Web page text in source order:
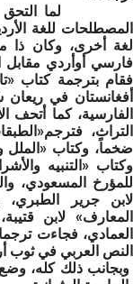
لما التحق
المصطلحات للغة
لغة أخرى، وكان ذا
فارسي أوأردي مقابل
فقام بترجمة كتاب
أفغانستان في
الفارسية، كما أتحف
التراث،
ضخماً، وكتاب «الملل
وكتاب «التنبيه
للمؤرخ المسعودي،
لابن جرير الطبري،
المعارف» لابن
العمادي، فجاءت
النص العربي في ثوب
وبجانب ذلك كله،